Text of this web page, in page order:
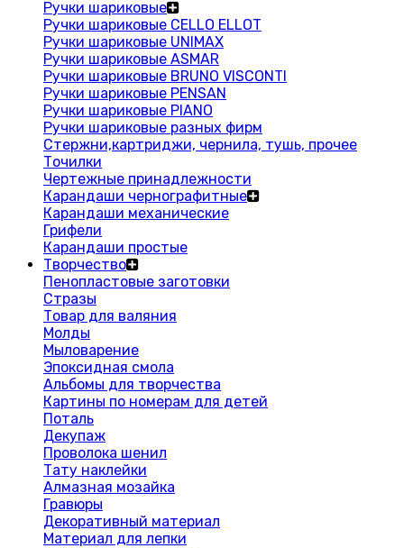
Ручки шариковые
Ручки шариковые CELLO ELLOT
Ручки шариковые UNIMAX
Ручки шариковые ASMAR
Ручки шариковые BRUNO VISCONTI
Ручки шариковые PENSAN
Ручки шариковые PIANO
Ручки шариковые разных фирм
Стержни,картриджи, чернила, тушь, прочее
Точилки
Чертежные принадлежности
Карандаши чернографитные
Карандаши механические
Грифели
Карандаши простые
Творчество
Пенопластовые заготовки
Стразы
Товар для валяния
Молды
Мыловарение
Эпоксидная смола
Альбомы для творчества
Картины по номерам для детей
Поталь
Декупаж
Проволока шенил
Тату наклейки
Алмазная мозайка
Гравюры
Декоративный материал
Материал для лепки